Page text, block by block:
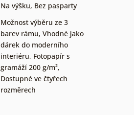
Na výšku, Bez pasparty
Možnost výběru ze 3
barev rámu, Vhodné jako
dárek do moderního
interiéru, Fotopapír s
gramáží 200 g/m²,
Dostupné ve čtyřech
rozměrech